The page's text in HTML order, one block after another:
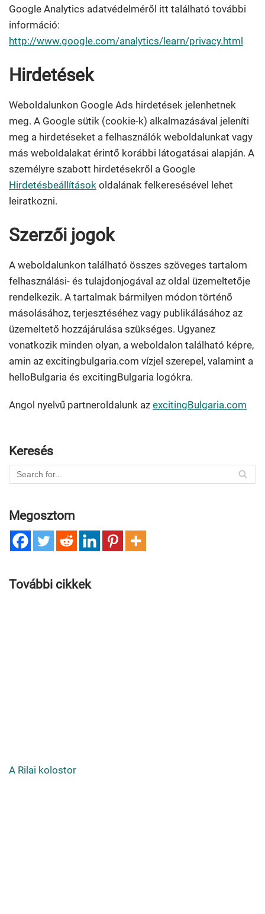
Google Analytics adatvédelméről itt található további
információ:
http://www.google.com/analytics/learn/privacy.html
Hirdetések
Weboldalunkon Google Ads hirdetések jelenhetnek
meg. A Google sütik (cookie-k) alkalmazásával jeleníti
meg a hirdetéseket a felhasználók weboldalunkat vagy
más weboldalakat érintő korábbi látogatásai alapján. A
személyre szabott hirdetésekről a Google
Hirdetésbeállítások oldalának felkeresésével lehet
leiratkozni.
Szerzői jogok
A weboldalunkon található összes szöveges tartalom
felhasználási- és tulajdonjogával az oldal üzemeltetője
rendelkezik. A tartalmak bármilyen módon történő
másolásához, terjesztéséhez vagy publikálásához az
üzemeltető hozzájárulása szükséges. Ugyanez
vonatkozik minden olyan, a weboldalon található képre,
amin az excitingbulgaria.com vízjel szerepel, valamint a
helloBulgaria és excitingBulgaria logókra.
Angol nyelvű partneroldalunk az excitingBulgaria.com
Keresés
Megosztom
További cikkek
A Rilai kolostor